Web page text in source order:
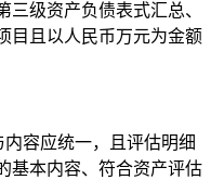
级资产负债表式汇总、
目且以人民币万元为金额
容应统一，且评估明细
基本内容、符合资产评估